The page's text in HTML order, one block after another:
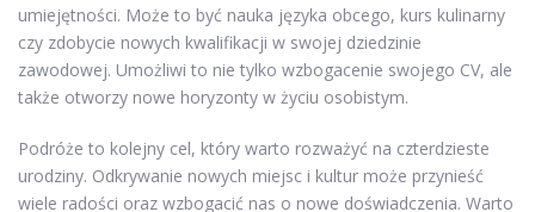
umiejętności. Może to być nauka języka obcego, kurs kulinarny
czy zdobycie nowych kwalifikacji w swojej dziedzinie
zawodowej. Umożliwi to nie tylko wzbogacenie swojego CV, ale
także otworzy nowe horyzonty w życiu osobistym.
Podróże to kolejny cel, który warto rozważyć na czterdzieste
urodziny. Odkrywanie nowych miejsc i kultur może przynieść
wiele radości oraz wzbogacić nas o nowe doświadczenia. Warto